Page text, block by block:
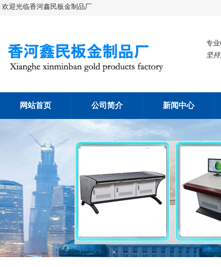
欢迎光临香河鑫民板金制品厂
专
坚
网站首页 公司简介 新闻中心